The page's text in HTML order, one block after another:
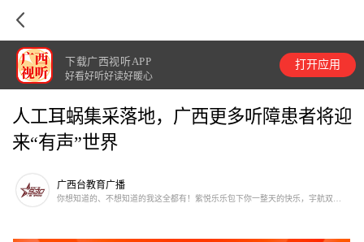
下载广西视听APP
好看好听好读好暖心
打开应用
人工耳蜗集采落地，广西更多听障患者将迎
来“有声”世界
广西台教育广播
你想知道的、不想知道的我这全都有！紫悦乐乐包下你一整天的快乐，宇航双黄